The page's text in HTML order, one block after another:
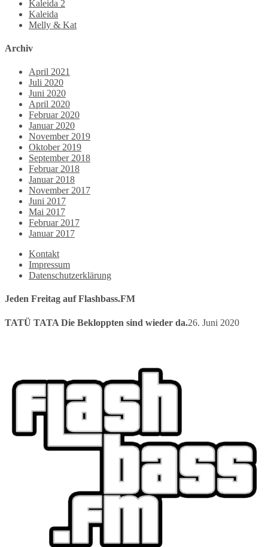
Kaleida 2
Kaleida
Melly & Kat
Archiv
April 2021
Juli 2020
Juni 2020
April 2020
Februar 2020
Januar 2020
November 2019
Oktober 2019
September 2018
Februar 2018
Januar 2018
November 2017
Juni 2017
Mai 2017
Februar 2017
Januar 2017
Kontakt
Impressum
Datenschutzerklärung
Jeden Freitag auf Flashbass.FM
TATÜ TATA Die Bekloppten sind wieder da.26. Juni 2020